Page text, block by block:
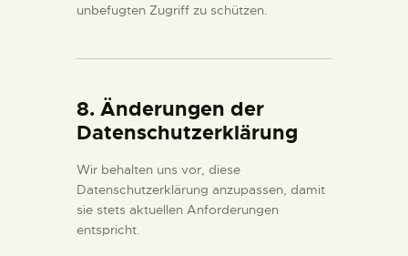
unbefugten Zugriff zu schützen.
8. Änderungen der
Datenschutzerklärung
Wir behalten uns vor, diese
Datenschutzerklärung anzupassen, damit
sie stets aktuellen Anforderungen
entspricht.